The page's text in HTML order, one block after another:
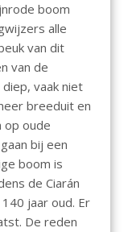
boom
alle
van dit
van de
vaak niet
breeduit en
op oude
bij een
boom is
de Ciarán
jaar oud. Er
De reden